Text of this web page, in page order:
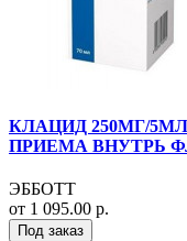
КЛАЦИД 250МГ/
ПРИЕМА ВНУТРЬ
ЭББОТТ
от 1 095.00 р.
Под заказ